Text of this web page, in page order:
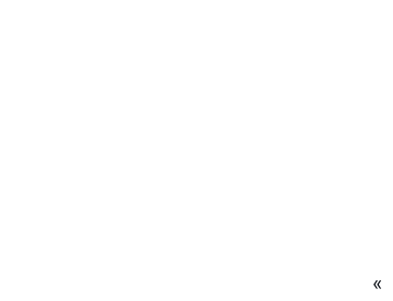
«